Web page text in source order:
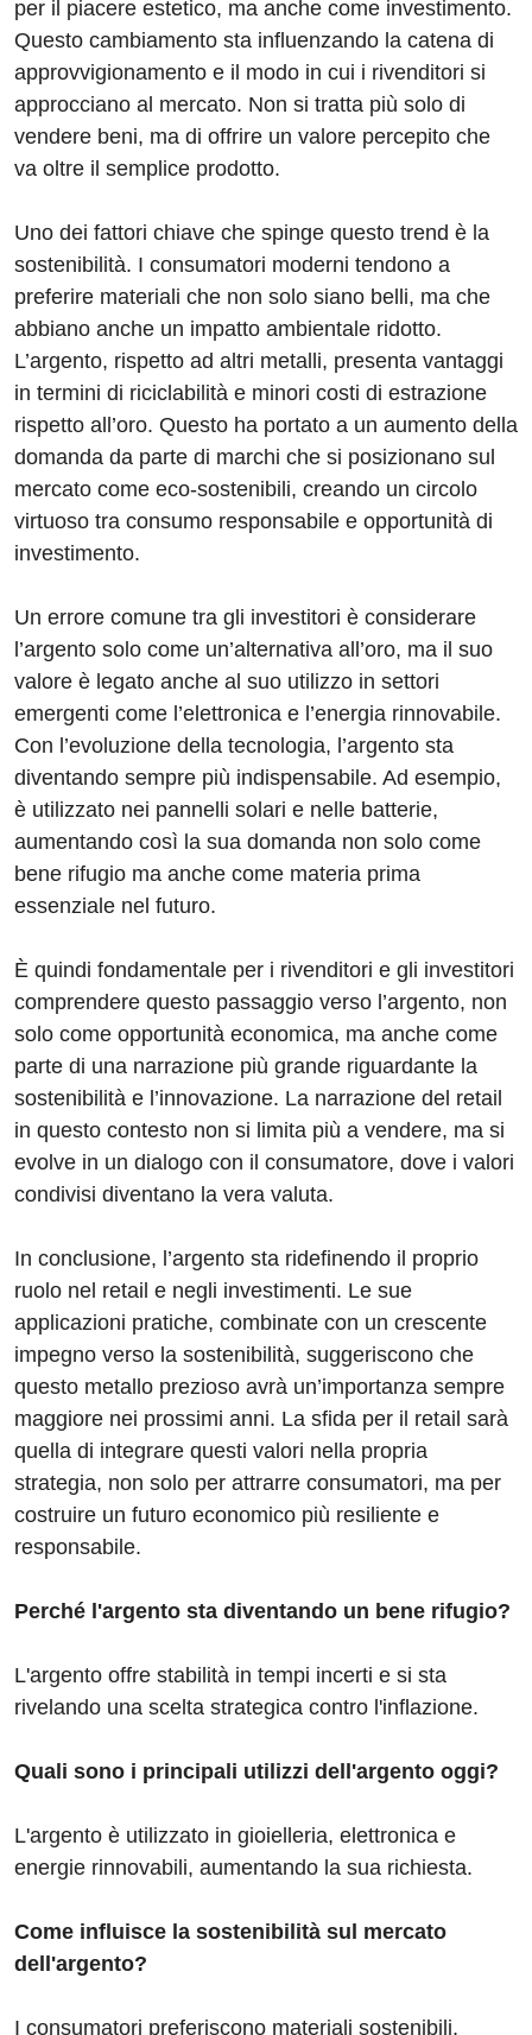
per il piacere estetico, ma anche come investimento.
Questo cambiamento sta influenzando la catena di
approvvigionamento e il modo in cui i rivenditori si
approcciano al mercato. Non si tratta più solo di
vendere beni, ma di offrire un valore percepito che
va oltre il semplice prodotto.
Uno dei fattori chiave che spinge questo trend è la
sostenibilità. I consumatori moderni tendono a
preferire materiali che non solo siano belli, ma che
abbiano anche un impatto ambientale ridotto.
L’argento, rispetto ad altri metalli, presenta vantaggi
in termini di riciclabilità e minori costi di estrazione
rispetto all’oro. Questo ha portato a un aumento della
domanda da parte di marchi che si posizionano sul
mercato come eco-sostenibili, creando un circolo
virtuoso tra consumo responsabile e opportunità di
investimento.
Un errore comune tra gli investitori è considerare
l’argento solo come un’alternativa all’oro, ma il suo
valore è legato anche al suo utilizzo in settori
emergenti come l’elettronica e l’energia rinnovabile.
Con l’evoluzione della tecnologia, l’argento sta
diventando sempre più indispensabile. Ad esempio,
è utilizzato nei pannelli solari e nelle batterie,
aumentando così la sua domanda non solo come
bene rifugio ma anche come materia prima
essenziale nel futuro.
È quindi fondamentale per i rivenditori e gli investitori
comprendere questo passaggio verso l’argento, non
solo come opportunità economica, ma anche come
parte di una narrazione più grande riguardante la
sostenibilità e l’innovazione. La narrazione del retail
in questo contesto non si limita più a vendere, ma si
evolve in un dialogo con il consumatore, dove i valori
condivisi diventano la vera valuta.
In conclusione, l’argento sta ridefinendo il proprio
ruolo nel retail e negli investimenti. Le sue
applicazioni pratiche, combinate con un crescente
impegno verso la sostenibilità, suggeriscono che
questo metallo prezioso avrà un’importanza sempre
maggiore nei prossimi anni. La sfida per il retail sarà
quella di integrare questi valori nella propria
strategia, non solo per attrarre consumatori, ma per
costruire un futuro economico più resiliente e
responsabile.
Perché l'argento sta diventando un bene rifugio?
L'argento offre stabilità in tempi incerti e si sta
rivelando una scelta strategica contro l'inflazione.
Quali sono i principali utilizzi dell'argento oggi?
L'argento è utilizzato in gioielleria, elettronica e
energie rinnovabili, aumentando la sua richiesta.
Come influisce la sostenibilità sul mercato
dell'argento?
I consumatori preferiscono materiali sostenibili,